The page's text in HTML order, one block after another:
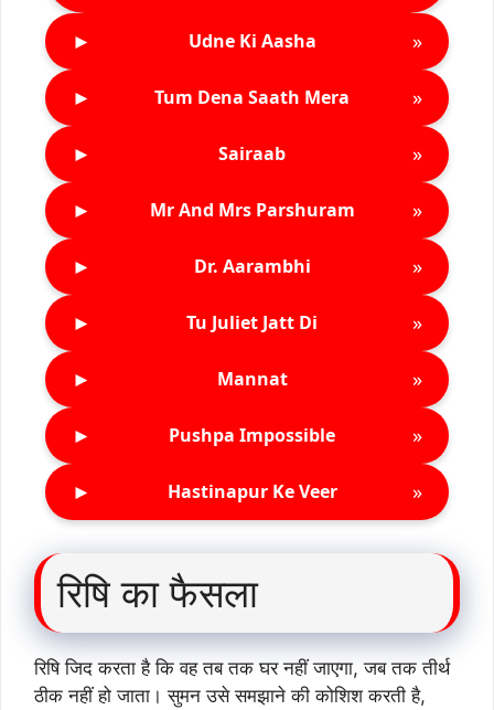
► Udne Ki Aasha »
► Tum Dena Saath Mera »
► Sairaab »
► Mr And Mrs Parshuram »
► Dr. Aarambhi »
► Tu Juliet Jatt Di »
► Mannat »
► Pushpa Impossible »
► Hastinapur Ke Veer »
रिषि का फैसला
रिषि जिद करता है कि वह तब तक घर नहीं जाएगा, जब तक तीर्थ
ठीक नहीं हो जाता। सुमन उसे समझाने की कोशिश करती है,